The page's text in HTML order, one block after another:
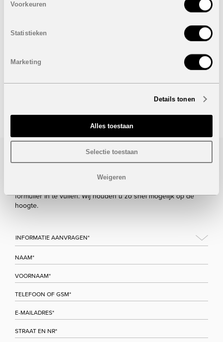
Voorkeuren
Statistieken
Marketing
Details tonen
Alles toestaan
Selectie toestaan
Weigeren
Prijzen van
badkamers
Onder voorbehoud van eventuele prijswijzigingen.
Bezoek/infoaanvraag
formulier in te vullen. Wij houden u zo snel mogelijk op de
hoogte.